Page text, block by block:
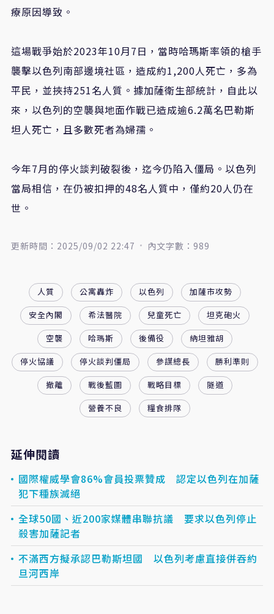
療原因導致。
這場戰爭始於2023年10月7日，當時哈瑪斯率領的槍手
襲擊以色列南部邊境社區，造成約1,200人死亡，多為
平民，並挾持251名人質。據加薩衛生部統計，自此以
來，以色列的空襲與地面作戰已造成逾6.2萬名巴勒斯
坦人死亡，且多數死者為婦孺。
今年7月的停火談判破裂後，迄今仍陷入僵局。以色列
當局相信，在仍被扣押的48名人質中，僅約20人仍在
世。
更新時間：2025/09/02 22:47 內文字數：989
人質 公寓轟炸 以色列
加薩市攻勢
安全內閣
希法醫院 兒童死亡
坦克砲火
空襲
哈瑪斯 後備役
納坦雅胡
停火協議
停火談判僵局 參謀總長
勝利準則
撤離
戰後藍圖 戰略目標
隧道
營養不良
糧食排隊
延伸閱讀
國際權威學會86%會員投票贊成 認定以色列在加薩
犯下種族滅絕
全球50國、近200家媒體串聯抗議 要求以色列停止
殺害加薩記者
不滿西方擬承認巴勒斯坦國 以色列考慮直接併吞約
旦河西岸